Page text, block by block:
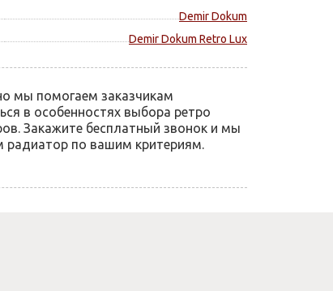
Demir Dokum
Demir Dokum Retro Lux
мы помогаем заказчикам
в особенностях выбора ретро
Закажите бесплатный звонок и мы
радиатор по вашим критериям.